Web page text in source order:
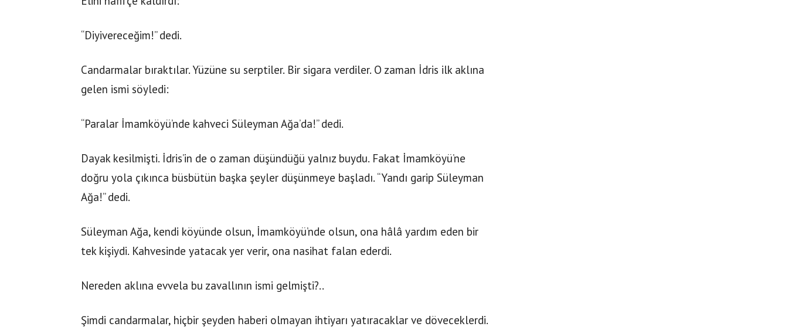
“Diyivereceğim!” dedi.
Candarmalar bıraktılar. Yüzüne su serptiler. Bir sigara verdiler. O zaman İdris ilk aklına
gelen ismi söyledi:
“Paralar İmamköyü’nde kahveci Süleyman Ağa’da!” dedi.
Dayak kesilmişti. İdris’in de o zaman düşündüğü yalnız buydu. Fakat İmamköyü’ne
doğru yola çıkınca büsbütün başka şeyler düşünmeye başladı. “Yandı garip Süleyman
Ağa!” dedi.
Süleyman Ağa, kendi köyünde olsun, İmamköyü’nde olsun, ona hâlâ yardım eden bir
tek kişiydi. Kahvesinde yatacak yer verir, ona nasihat falan ederdi.
Nereden aklına evvela bu zavallının ismi gelmişti?..
Şimdi candarmalar, hiçbir şeyden haberi olmayan ihtiyarı yatıracaklar ve döveceklerdi.